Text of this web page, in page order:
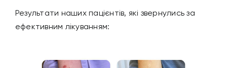
Результати наших пацієнтів, які звернулись за
ефективним лікуванням: